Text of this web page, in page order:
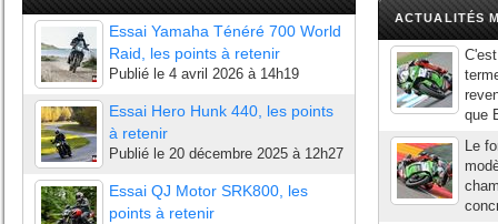
Essai Yamaha Ténéré 700 World
Raid, les points à retenir
Publié le 4 avril 2026 à 14h19
Essai Hero Hunk 440, les points
à retenir
Publié le 20 décembre 2025 à 12h27
Essai QJ Motor SRK800, les
points à retenir
ACTUALITÉS
que
Le